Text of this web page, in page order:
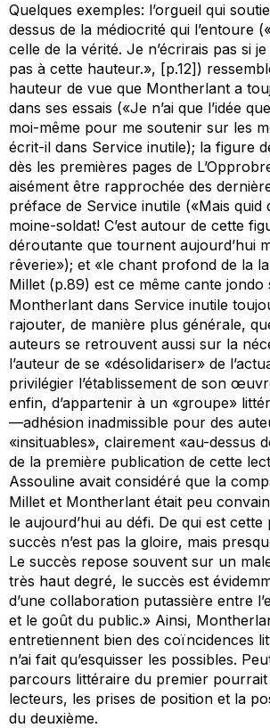
Quelques exemples: l’orgueil qui
dessus de la médiocrité qui l’entoure
celle de la vérité. Je n’écrirais pas si
pas à cette hauteur.», [p.12])
hauteur de vue que Montherlant a
dans ses essais («Je n’ai que l’idée
moi-même pour me soutenir sur les
écrit-il dans Service inutile); la figure
dès les premières pages de
aisément être rapprochée des
préface de Service inutile («Mais quid
moine-soldat! C’est autour de cette
déroutante que tournent aujourd’hui
rêverie»); et «le chant profond de la
Millet (p.89) est ce même cante
Montherlant dans Service inutile
rajouter, de manière plus générale,
auteurs se retrouvent aussi sur la
l’auteur de se «désolidariser» de
privilégier l’établissement de son
enfin, d’appartenir à un «groupe»
—adhésion inadmissible pour des
«insituables», clairement «au-dessus
de la première publication de cette
Assouline avait considéré que la
Millet et Montherlant était peu
le aujourd’hui au défi. De qui est cette
succès n’est pas la gloire, mais
Le succès repose souvent sur un
très haut degré, le succès est
d’une collaboration putassière entre
et le goût du public.» Ainsi,
entretiennent bien des coïncidences
n’ai fait qu’esquisser les possibles.
parcours littéraire du premier
lecteurs, les prises de position et la
du deuxième.